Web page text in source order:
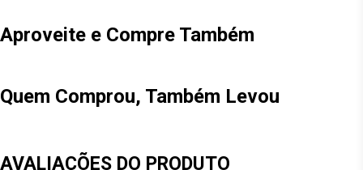
Aproveite e Compre Também
Quem Comprou, Também Levou
AVALIAÇÕES DO PRODUTO